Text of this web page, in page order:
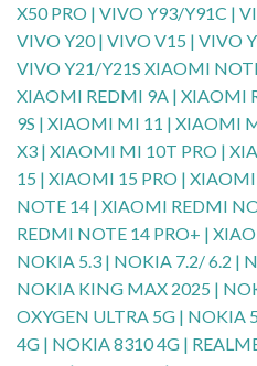
X50 PRO | VIVO Y93/Y91C |
VIVO Y20 | VIVO V15 | VIVO
VIVO Y21/Y21S XIAOMI
XIAOMI REDMI 9A | XIAOMI
9S | XIAOMI MI 11 | XIAOMI
X3 | XIAOMI MI 10T PRO |
15 | XIAOMI 15 PRO |
NOTE 14 | XIAOMI REDMI
REDMI NOTE 14 PRO+ |
NOKIA 5.3 | NOKIA 7.2/ 6.2 |
NOKIA KING MAX 2025 |
OXYGEN ULTRA 5G | NOKIA
4G | NOKIA 8310 4G |